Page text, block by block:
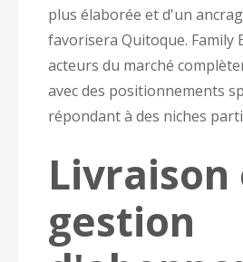
plus élaborée et d'un
favorisera Quitoque. Family
acteurs du marché
avec des positionnements
répondant à des niches
Livraison
gestion